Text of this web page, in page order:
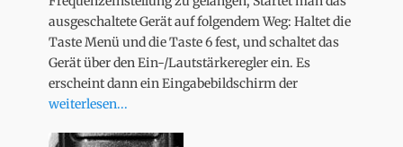
ausgeschaltete Gerät auf folgendem Weg: Haltet die
Taste Menü und die Taste 6 fest, und schaltet das
Gerät über den Ein-/Lautstärkeregler ein. Es
erscheint dann ein Eingabebildschirm der
weiterlesen...